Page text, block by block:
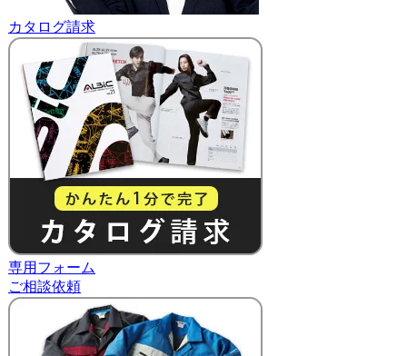
カタログ請求
専用フォーム
ご相談依頼